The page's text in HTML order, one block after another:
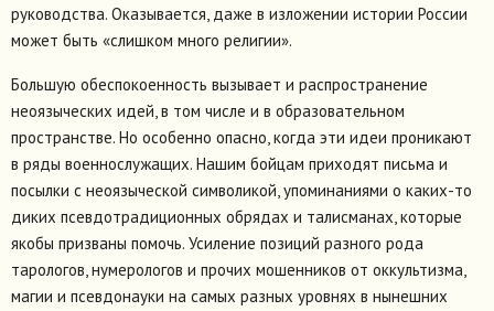
руководства. Оказывается, даже в изложении истории России
может быть «слишком много религии».
Большую обеспокоенность вызывает и распространение
неоязыческих идей, в том числе и в образовательном
пространстве. Но особенно опасно, когда эти идеи проникают
в ряды военнослужащих. Нашим бойцам приходят письма и
посылки с неоязыческой символикой, упоминаниями о каких-то
диких псевдотрадиционных обрядах и талисманах, которые
якобы призваны помочь. Усиление позиций разного рода
тарологов, нумерологов и прочих мошенников от оккультизма,
магии и псевдонауки на самых разных уровнях в нынешних